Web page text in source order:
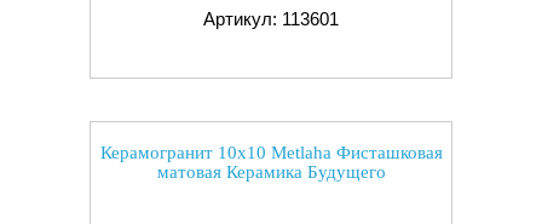
Артикул: 113601
Керамогранит 10x10 Metlaha Фисташковая
матовая Керамика Будущего